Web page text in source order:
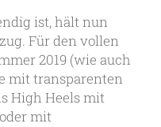
ist, hält nun
Für den vollen
2019 (wie auch
mit transparenten
High Heels mit
mit